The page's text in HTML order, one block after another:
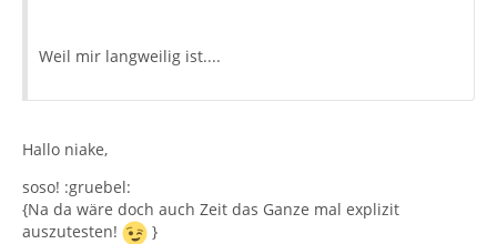
Weil mir langweilig ist....
Hallo niake,
soso! :gruebel:
{Na da wäre doch auch Zeit das Ganze mal explizit
auszutesten!
}